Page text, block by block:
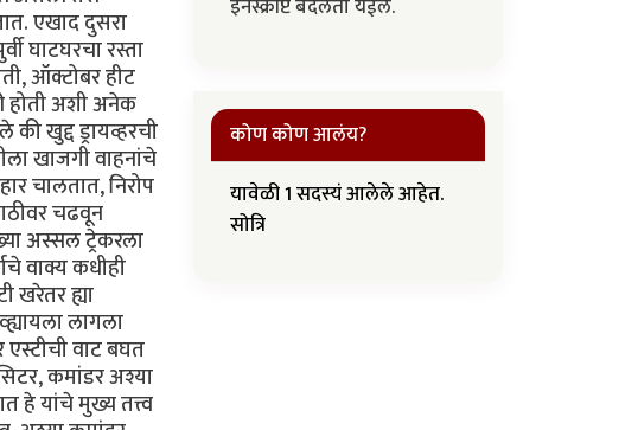
एखाद दुसरा
घाटघरचा रस्ता
ऑक्टोबर हीट
होती अशी अनेक
खुद्द ड्रायव्हरची
खाजगी वाहनांचे
चालतात, निरोप
चढवून
अस्सल ट्रेकरला
वाक्य कधीही
खरेतर ह्या
लागला
वाट बघत
कमांडर अश्या
हे यांचे मुख्य तत्त्व
इनस्क्रीप्ट बदलता येईल.
कोण कोण आलंय?
यावेळी 1 सदस्यं आलेले आहेत.
सोत्रि